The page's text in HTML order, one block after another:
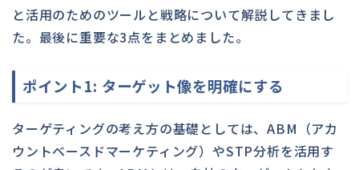
と活用のためのツールと戦略について解説してきまし
た。最後に重要な3点をまとめました。
ポイント1: ターゲット像を明確にする
ターゲティングの考え方の基礎としては、ABM（アカ
ウントベースドマーケティング）やSTP分析を活用す